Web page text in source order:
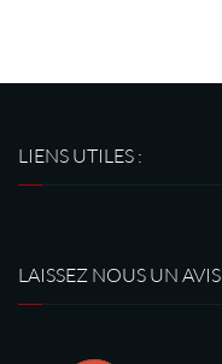
LIENS UTILES :
LAISSEZ NOUS UN AVIS